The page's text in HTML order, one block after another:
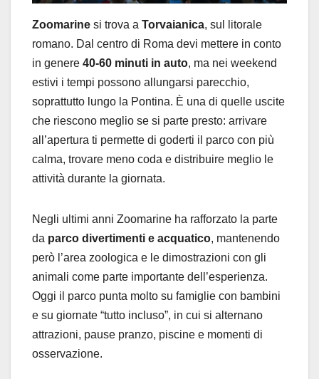
Zoomarine si trova a Torvaianica, sul litorale
romano. Dal centro di Roma devi mettere in conto
in genere 40-60 minuti in auto, ma nei weekend
estivi i tempi possono allungarsi parecchio,
soprattutto lungo la Pontina. È una di quelle uscite
che riescono meglio se si parte presto: arrivare
all’apertura ti permette di goderti il parco con più
calma, trovare meno coda e distribuire meglio le
attività durante la giornata.
Negli ultimi anni Zoomarine ha rafforzato la parte
da parco divertimenti e acquatico, mantenendo
però l’area zoologica e le dimostrazioni con gli
animali come parte importante dell’esperienza.
Oggi il parco punta molto su famiglie con bambini
e su giornate “tutto incluso”, in cui si alternano
attrazioni, pause pranzo, piscine e momenti di
osservazione.